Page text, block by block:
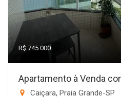
R$ 745.000
Apartamento à Venda
Caiçara, Praia Grande-SP